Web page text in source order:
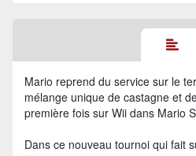
Mario reprend du service sur le
mélange unique de castagne et
première fois sur Wii dans Mario
Dans ce nouveau tournoi qui fait